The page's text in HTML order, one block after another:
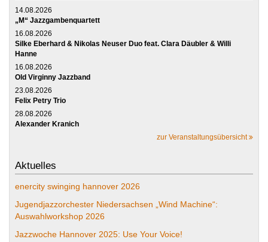
14.08.2026
„M“ Jazzgambenquartett
16.08.2026
Silke Eberhard & Nikolas Neuser Duo feat. Clara Däubler & Willi
Hanne
16.08.2026
Old Virginny Jazzband
23.08.2026
Felix Petry Trio
28.08.2026
Alexander Kranich
zur Veranstaltungsübersicht
Aktuelles
enercity swinging hannover 2026
Jugendjazzorchester Niedersachsen „Wind Machine“:
Auswahlworkshop 2026
Jazzwoche Hannover 2025: Use Your Voice!